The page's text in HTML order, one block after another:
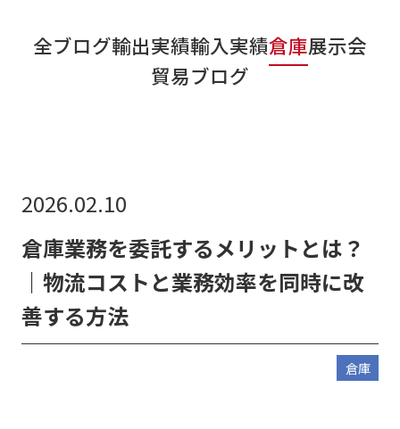
お知らせ
全ブログ輸出実績輸入実績倉庫展示会
貿易ブログ
2026.02.10
倉庫業務を委託するメリットとは？
｜物流コストと業務効率を同時に改
善する方法
倉庫